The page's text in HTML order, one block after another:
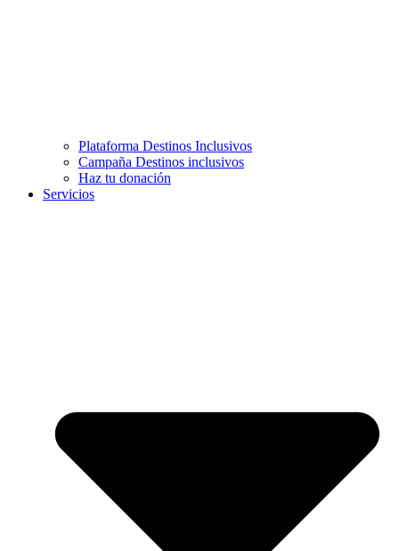
Plataforma Destinos Inclusivos
Campaña Destinos inclusivos
Haz tu donación
Servicios